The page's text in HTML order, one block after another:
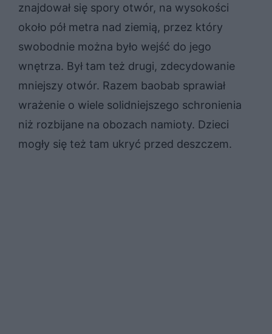
znajdował się spory otwór, na wysokości
około pół metra nad ziemią, przez który
swobodnie można było wejść do jego
wnętrza. Był tam też drugi, zdecydowanie
mniejszy otwór. Razem baobab sprawiał
wrażenie o wiele solidniejszego schronienia
niż rozbijane na obozach namioty. Dzieci
mogły się też tam ukryć przed deszczem.